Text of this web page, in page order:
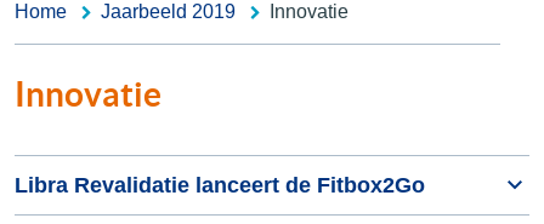
Home Jaarbeeld 2019 Innovatie
Innovatie
Libra Revalidatie lanceert de Fitbox2Go